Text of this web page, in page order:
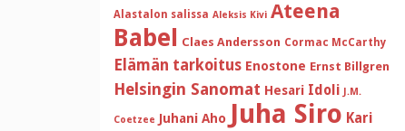
Alastalon salissa Aleksis Kivi Ateena
Babel Claes Andersson Cormac McCarthy
Elämän tarkoitus Enostone Ernst Billgren
Helsingin Sanomat Hesari Idoli J.M.
Coetzee Juhani Aho Juha Siro Kari